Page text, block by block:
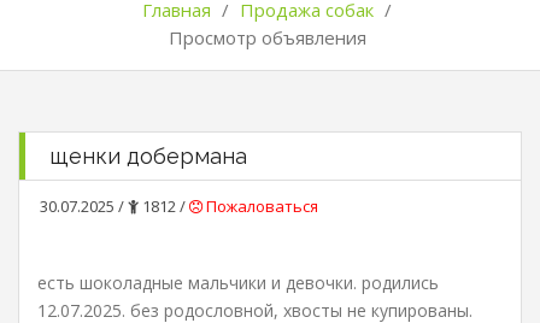
Главная / Продажа собак /
Просмотр объявления
щенки добермана
30.07.2025 / 1812 / Пожаловаться
есть шоколадные мальчики и девочки. родились
12.07.2025. без родословной, хвосты не купированы.